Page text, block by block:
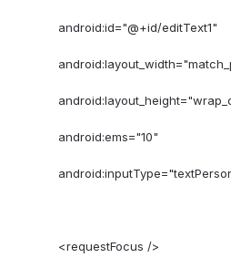
android:id="@+id/editText1"
android:ems="10"
<requestFocus />